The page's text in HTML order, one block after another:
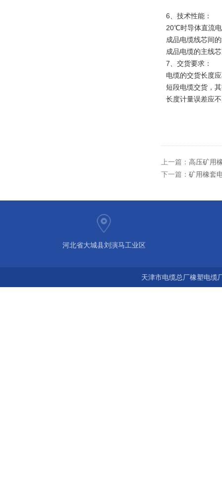
6、技术性能：
20℃时导体直流
成品电缆线芯间
成品电缆的主线
7、交货要求：
电缆的交货长度
短段电缆交货，
长度计量误差应
上一篇： 高压矿用
下一篇： 矿用橡套
河北省大城县刘演马工业区
天津市电缆总厂橡塑电